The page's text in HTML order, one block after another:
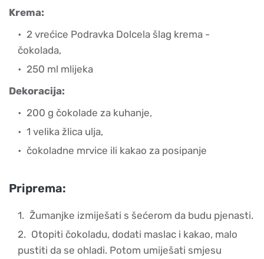
Krema:
2 vrećice Podravka Dolcela šlag krema -
čokolada,
250 ml mlijeka
Dekoracija:
200 g čokolade za kuhanje,
1 velika žlica ulja,
čokoladne mrvice ili kakao za posipanje
Priprema:
Žumanjke izmiješati s šećerom da budu pjenasti.
Otopiti čokoladu, dodati maslac i kakao, malo
pustiti da se ohladi. Potom umiješati smjesu